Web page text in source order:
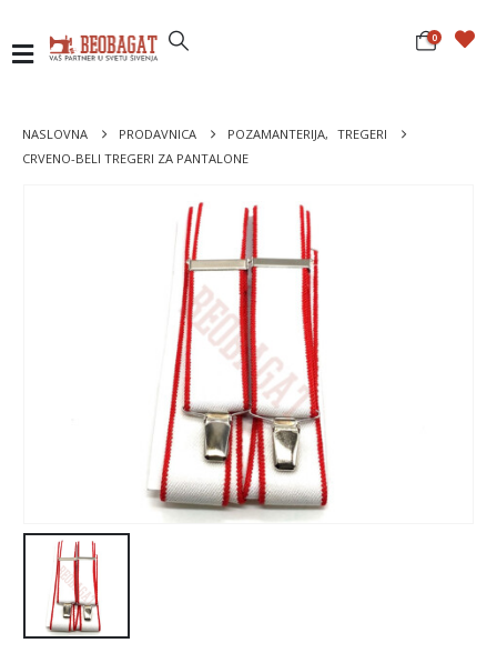
0
NASLOVNA PRODAVNICA POZAMANTERIJA, TREGERI
CRVENO-BELI TREGERI ZA PANTALONE